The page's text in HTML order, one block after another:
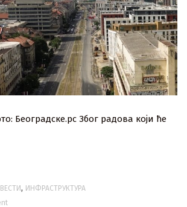
Београдске.рс Због радова који ће
ВЕСТИ, ИНФРАСТРУКТУРА